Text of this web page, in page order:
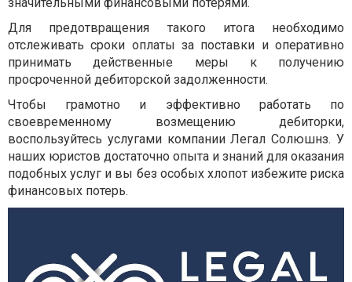
Для предотвращения такого итога необходимо
отслеживать сроки оплаты за поставки и оперативно
принимать действенные меры к получению
просроченной дебиторской задолженности.
Чтобы грамотно и эффективно работать по
своевременному возмещению дебиторки,
воспользуйтесь услугами компании Легал Солюшнз. У
наших юристов достаточно опыта и знаний для оказания
подобных услуг и вы без особых хлопот избежите риска
финансовых потерь.